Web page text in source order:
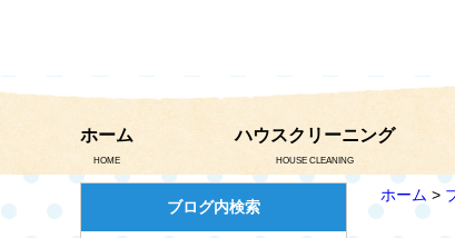
ホーム
HOME
ハウスクリーニング
HOUSE CLEANING
ホーム >
ブログ内検索